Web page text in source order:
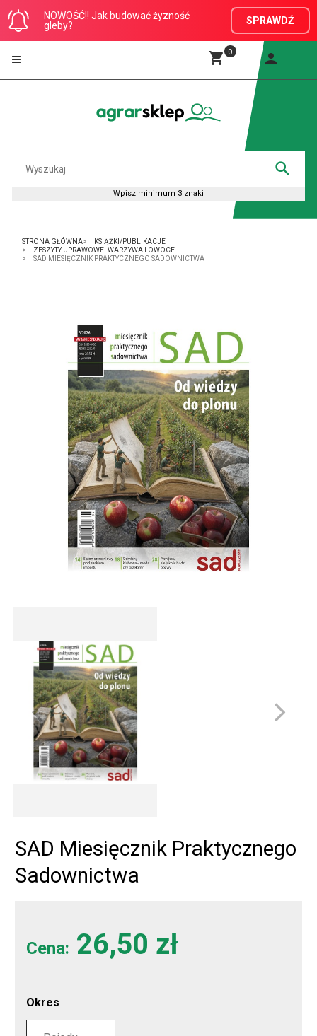
NOWOŚĆ!! Jak budować żyzność
gleby?
SPRAWDŹ
0
STRONA GŁÓWNA
KSIĄŻKI/PUBLIKACJE
ZESZYTY UPRAWOWE. WARZYWA I OWOCE
SAD MIESIĘCZNIK PRAKTYCZNEGO SADOWNICTWA
SAD Miesięcznik Praktycznego
Sadownictwa
Cena: 26,50 zł
Okres